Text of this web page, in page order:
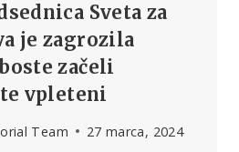
Sveta za
je zagrozila
začeli
vpleteni
Team 27 marca, 2024